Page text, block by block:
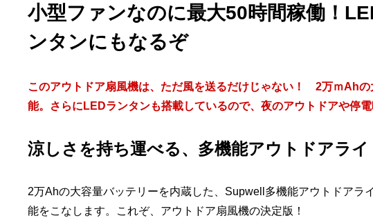
小型ファンなのに最大50時間稼働！
ンタンにもなるぞ
このアウトドア扇風機は、ただ風を送るだけじゃない！ 2万ｍAh
能。さらにLEDランタンも搭載しているので、夜のアウトドアや停電
涼しさを持ち運べる、多機能アウトドアラ
2万Ahの大容量バッテリーを内蔵した、Supwell多機能アウトドアラ
能をこなします。これぞ、アウトドア扇風機の決定版！